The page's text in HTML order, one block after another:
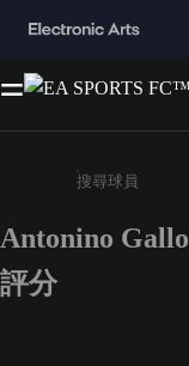
請輸入
Antonino
評分